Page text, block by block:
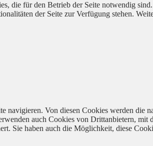
die für den Betrieb der Seite notwendig
der Seite zur Verfügung stehen.
navigieren. Von diesen Cookies werden die
auch Cookies von Drittanbietern,
Sie haben auch die Möglichkeit, diese